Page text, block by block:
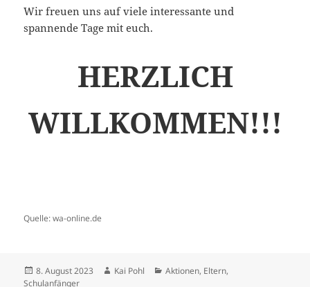
Wir freuen uns auf viele interessante und
spannende Tage mit euch.
HERZLICH
WILLKOMMEN!!!
Quelle: wa-online.de
Veröffentlicht
am
8. August 2023 Autor
Kai Pohl Kategorien
Aktionen, Eltern,
Schulanfänger